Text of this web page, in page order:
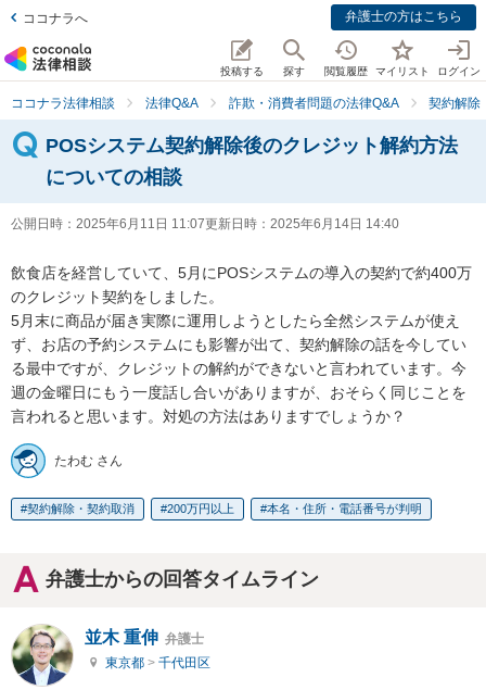
ココナラへ 弁護士の方はこちら
投稿する 探す 閲覧履歴 マイリスト ログイン
ココナラ法律相談 法律Q&A 詐欺・消費者問題の法律Q&A 契約解除
POSシステム契約解除後のクレジット解約方法
についての相談
公開日時： 2025年6月11日 11:07更新日時： 2025年6月14日 14:40
飲食店を経営していて、5月にPOSシステムの導入の契約で約400万
のクレジット契約をしました。
5月末に商品が届き実際に運用しようとしたら全然システムが使え
ず、お店の予約システムにも影響が出て、契約解除の話を今してい
る最中ですが、クレジットの解約ができないと言われています。今
週の金曜日にもう一度話し合いがありますが、おそらく同じことを
言われると思います。対処の方法はありますでしょうか？
たわむ さん
契約解除・契約取消 200万円以上 本名・住所・電話番号が判明
弁護士からの回答タイムライン
並木 重伸 弁護士
東京都 > 千代田区